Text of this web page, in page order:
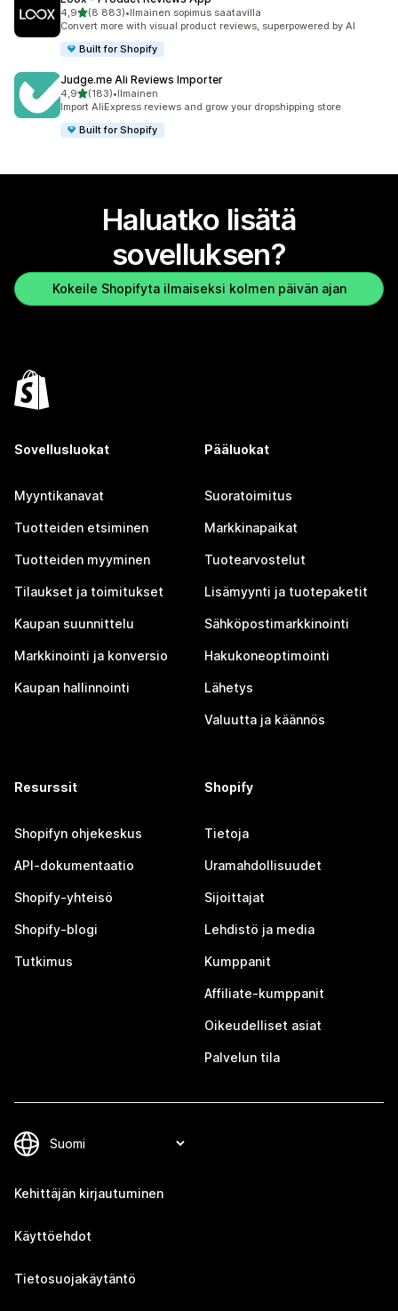
4,9/ 5 tähteä
(8 883)
8883 arvostelua yhteensä
•Ilmainen sopimus saatavilla
Convert more with visual product reviews, superpowered by AI
Built for Shopify
Judge.me Ali Reviews Importer
4,9/ 5 tähteä
(183)
183 arvostelua yhteensä
•Ilmainen
Import AliExpress reviews and grow your dropshipping store
Built for Shopify
Haluatko lisätä
sovelluksen?
Kokeile Shopifyta ilmaiseksi kolmen päivän ajan
Sovellusluokat
Myyntikanavat
Tuotteiden etsiminen
Tuotteiden myyminen
Tilaukset ja toimitukset
Kaupan suunnittelu
Markkinointi ja konversio
Kaupan hallinnointi
Pääluokat
Suoratoimitus
Markkinapaikat
Tuotearvostelut
Lisämyynti ja tuotepaketit
Sähköpostimarkkinointi
Hakukoneoptimointi
Lähetys
Valuutta ja käännös
Resurssit
Shopifyn ohjekeskus
API-dokumentaatio
Shopify-yhteisö
Shopify-blogi
Tutkimus
Shopify
Tietoja
Uramahdollisuudet
Sijoittajat
Lehdistö ja media
Kumppanit
Affiliate-kumppanit
Oikeudelliset asiat
Palvelun tila
Kehittäjän kirjautuminen
Käyttöehdot
Tietosuojakäytäntö